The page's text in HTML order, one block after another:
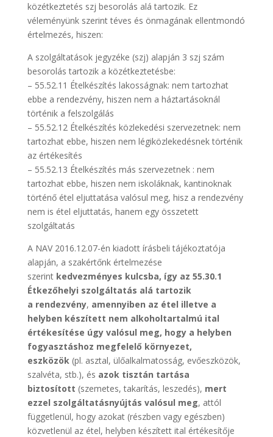
közétkeztetés szj besorolás alá tartozik. Ez
véleményünk szerint téves és önmagának ellentmondó
értelmezés, hiszen:
A szolgáltatások jegyzéke (szj) alapján 3 szj szám
besorolás tartozik a közétkeztetésbe:
– 55.52.11 Ételkészítés lakosságnak: nem tartozhat
ebbe a rendezvény, hiszen nem a háztartásoknál
történik a felszolgálás
– 55.52.12 Ételkészítés közlekedési szervezetnek: nem
tartozhat ebbe, hiszen nem légiközlekedésnek történik
az értékesítés
– 55.52.13 Ételkészítés más szervezetnek : nem
tartozhat ebbe, hiszen nem iskoláknak, kantinoknak
történő étel eljuttatása valósul meg, hisz a rendezvény
nem is étel eljuttatás, hanem egy összetett
szolgáltatás
A NAV 2016.12.07-én kiadott írásbeli tájékoztatója
alapján, a szakértőnk értelmezése
szerint kedvezményes kulcsba, így az 55.30.1
Étkezőhelyi szolgáltatás alá tartozik
a rendezvény, amennyiben az étel illetve a
helyben készített nem alkoholtartalmú ital
értékesítése úgy valósul meg, hogy a helyben
fogyasztáshoz megfelelő környezet,
eszközök(pl. asztal, ülőalkalmatosság, evőeszközök,
szalvéta, stb.), és azok tisztán tartása
biztosított (szemetes, takarítás, leszedés), mert
ezzel szolgáltatásnyújtás valósul meg, attól
függetlenül, hogy azokat (részben vagy egészben)
közvetlenül az étel, helyben készített ital értékesítője